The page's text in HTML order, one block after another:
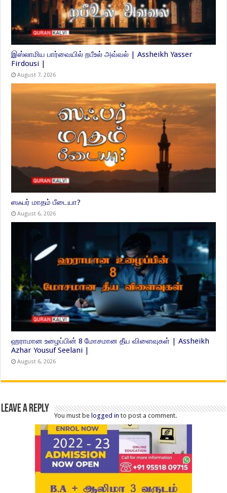
இஸ்லாமிய பார்வையில் றபீஉல் அவ்வல் | Assheikh Yasser
Firdousi |
August 7, 2026
ஸஃபர் மாதம் பீடையா?
August 6, 2026
ஹராமான உழைப்பின் 8 மோசமான தீய விளைவுகள் | Assheikh
Azhar Yousuf Seelani |
August 6, 2026
Leave a Reply
You must be logged in to post a comment.